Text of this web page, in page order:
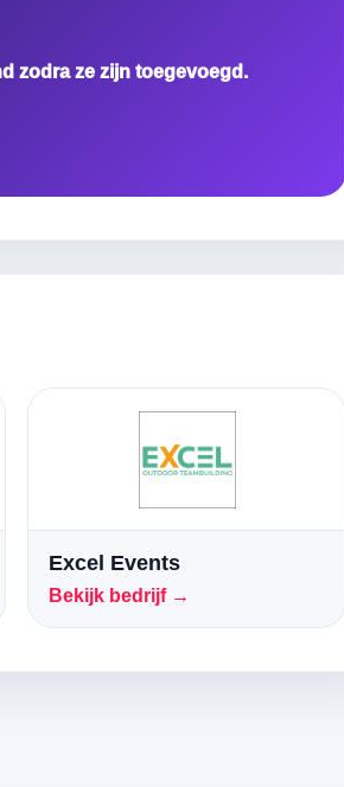
zodra ze zijn toegevoegd.
Excel Events
Bekijk bedrijf →